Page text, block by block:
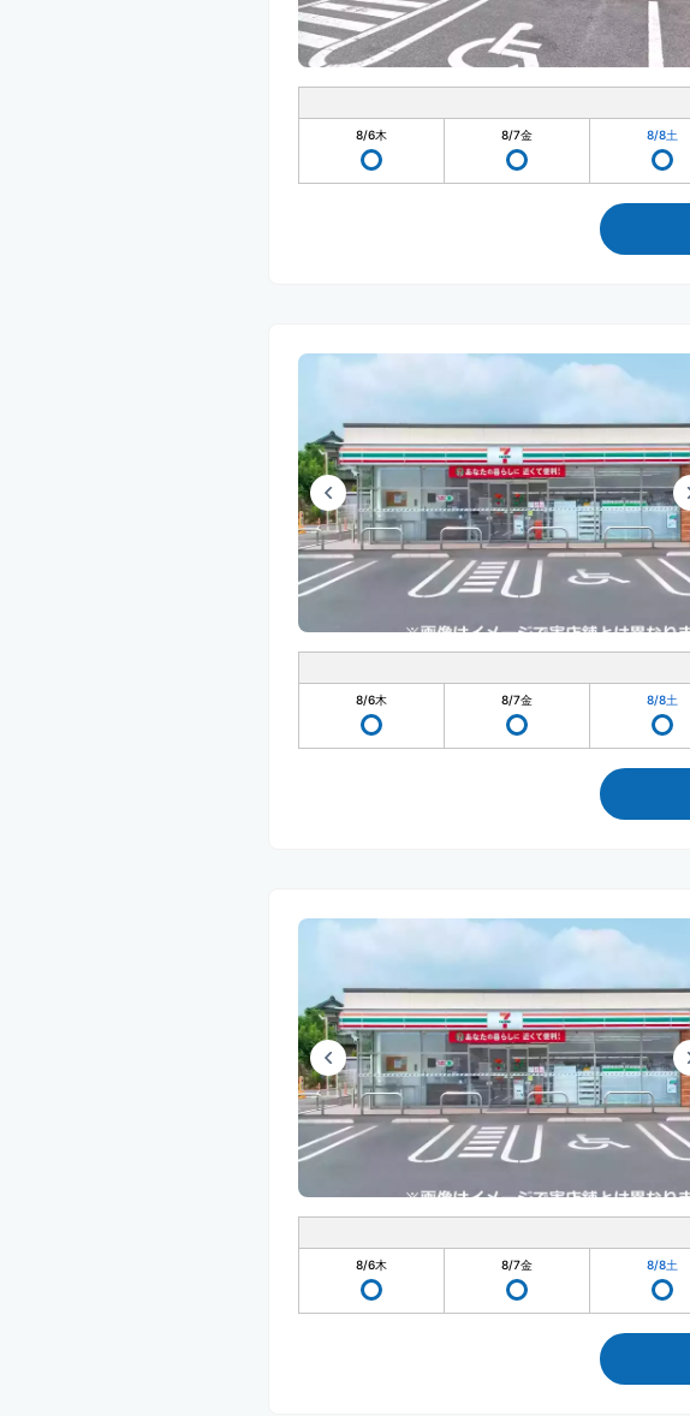
8/6木 8/7金 8/8土
8/6木 8/7金 8/8土
8/6木 8/7金 8/8土